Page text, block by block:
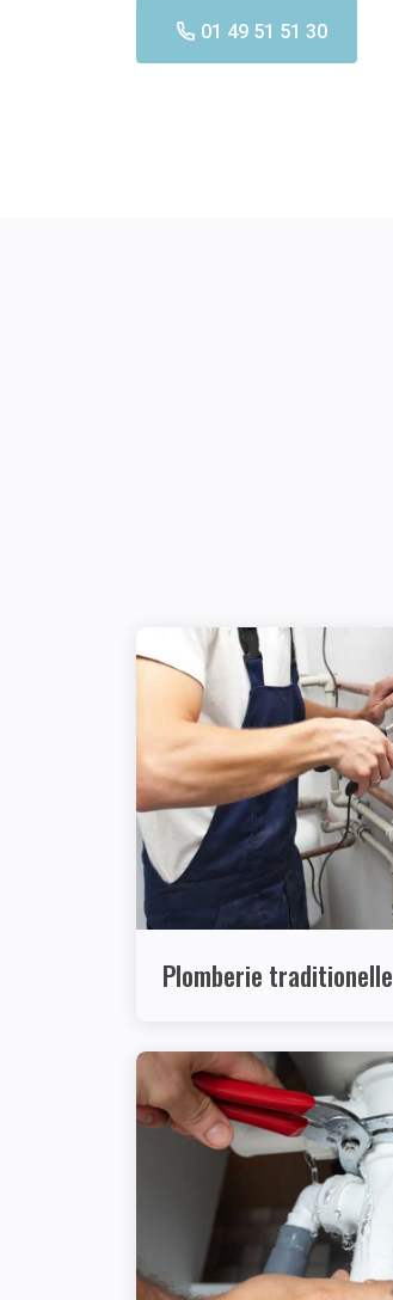
01 49 51 51 30
Plomberie traditionelle